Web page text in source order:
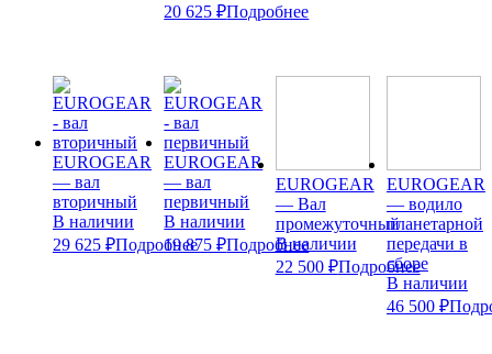
20 625 ₽Подробнее
EUROGEAR
— вал
вторичный
В наличии
29 625 ₽Подробнее
EUROGEAR
— вал
первичный
В наличии
19 875 ₽Подробнее
EUROGEAR
— Вал
промежуточный
В наличии
22 500 ₽Подробнее
EUROGEAR
— водило
планетарной
передачи в
сборе
В наличии
46 500 ₽